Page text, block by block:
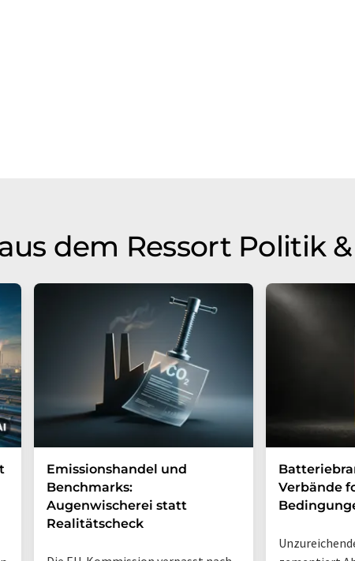
dem Ressort Politik
Emissionshandel und
Benchmarks:
Augenwischerei statt
Realitätscheck
Verbände